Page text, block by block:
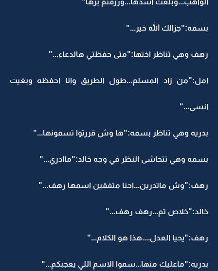
الواهب...وبلغت اشدها...ورزقتم برها"
بسمه:"جزالك الله خير..."
رهف وهي تناظر اختها:"متى حفظتي هالدعاء..."
امل:"من زاد المسلم...طول الطريق وانا احفظه وبغيت
انسى..."
بدريه وهي تناظر بسمه:"ها وش قررتوا تسمونها..."
بسمه وهي تتحاشى النظر في وجه خالد:"ماادري..."
رهف:"وش ماتدرين...احنا متفقين اسمها رهف..."
خالد:"خلاص تم...رهف رهف..."
رهف:"يحيا العدل....هذا هو الكلام..."
بدريه:"ماعليك منها...سموا الاسم اللي يعجبكم..."